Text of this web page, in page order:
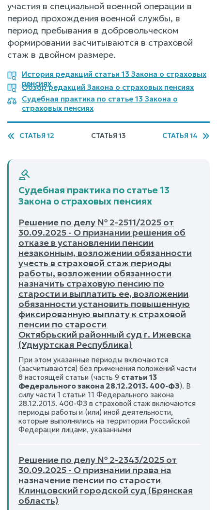
участия в специальной военной операции в
период прохождения военной службы, в
период пребывания в добровольческом
формировании засчитываются в страховой
стаж в двойном размере.
История редакций статьи 13 Закона о страховых
пенсиях
Обзор редакций Закона о страховых пенсиях
Судебная практика по статье 13 Закона о
страховых пенсиях
СТАТЬЯ 12 СТАТЬЯ 13 СТАТЬЯ 14
Судебная практика по статье 13
Закона о страховых пенсиях
Решение по делу № 2-2511/2025 от
30.09.2025 - О признании решения об
отказе в установлении пенсии
незаконным, возложении обязанности
учесть в страховой стаж периоды
работы, возложении обязанности
назначить страховую пенсию по
старости и выплатить ее, возложении
обязанности установить повышенную
фиксированную выплату к страховой
пенсии по старости
Октябрьский районный суд г. Ижевска
(Удмуртская Республика)
При этом указанные периоды включаются
(засчитываются) без применения положений части
8 настоящей статьи (часть 9 статьи 13
Федерального закона 28.12.2013. 400-ФЗ). В
силу части 1 статьи 11 Федерального закона
28.12.2013. 400-ФЗ в страховой стаж включаются
периоды работы и (или) иной деятельности,
которые выполнялись на территории Российской
Федерации лицами, указанными
Решение по делу № 2-2343/2025 от
30.09.2025 - О признании права на
назначение пенсии по старости
Клинцовский городской суд (Брянская
область)